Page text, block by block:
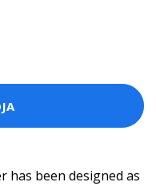
has been designed as